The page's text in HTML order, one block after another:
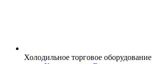
Холодильное торговое оборудование